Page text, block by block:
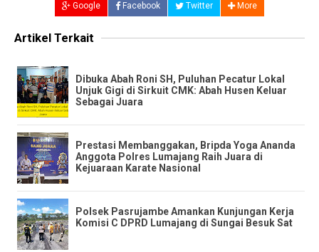
Google Facebook Twitter More
Artikel Terkait
Dibuka Abah Roni SH, Puluhan Pecatur Lokal
Unjuk Gigi di Sirkuit CMK: Abah Husen Keluar
Sebagai Juara
Prestasi Membanggakan, Bripda Yoga Ananda
Anggota Polres Lumajang Raih Juara di
Kejuaraan Karate Nasional
Polsek Pasrujambe Amankan Kunjungan Kerja
Komisi C DPRD Lumajang di Sungai Besuk Sat